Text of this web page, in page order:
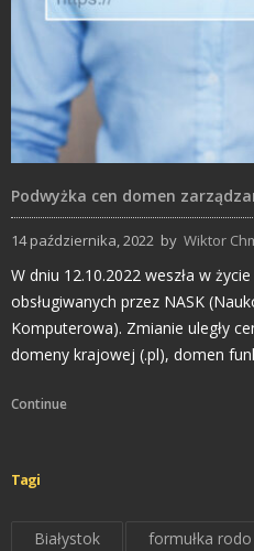
Podwyżka cen domen
14 października, 2022 by Wiktor
W dniu 12.10.2022 weszła w
obsługiwanych przez NASK
Komputerowa). Zmianie uległy
domeny krajowej (.pl), domen
Continue
Tagi
Białystok
formułka rodo